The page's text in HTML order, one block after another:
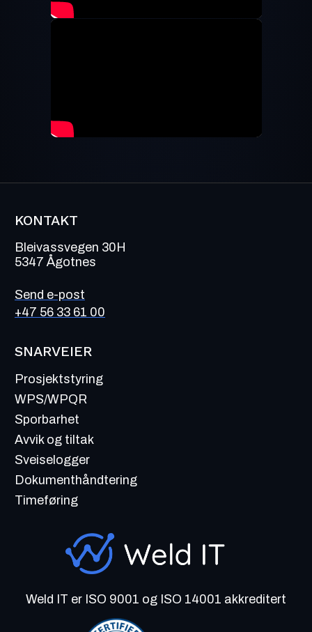
KONTAKT
Bleivassvegen 30H
5347 Ågotnes
Send e-post
+47 56 33 61 00
SNARVEIER
Prosjektstyring
WPS/WPQR
Sporbarhet
Avvik og tiltak
Sveiselogger
Dokumenthåndtering
Timeføring
Weld IT er ISO 9001 og ISO 14001 akkreditert